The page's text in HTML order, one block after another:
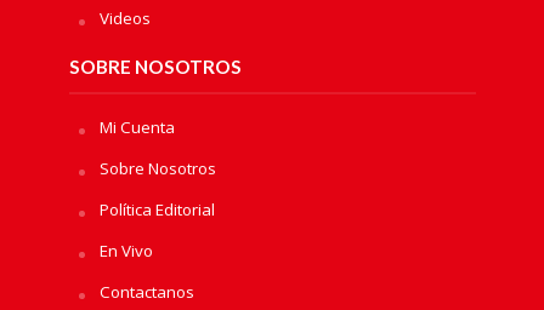
Videos
SOBRE NOSOTROS
Mi Cuenta
Sobre Nosotros
Política Editorial
En Vivo
Contactanos